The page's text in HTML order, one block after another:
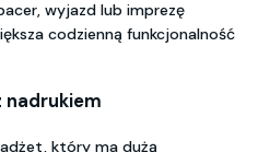
wyjazd lub imprezę
codzienną funkcjonalność
nadrukiem
który ma dużą